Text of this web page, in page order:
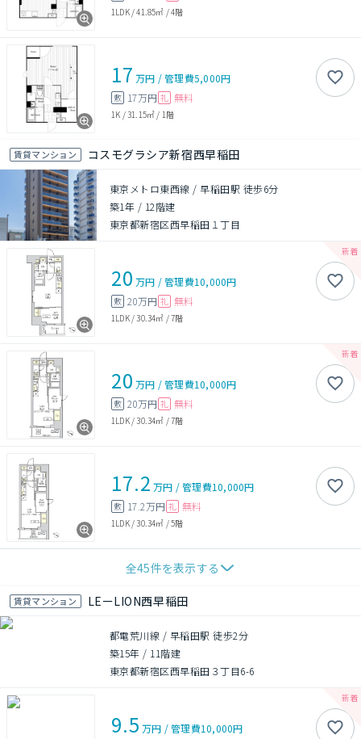
1LDK/41.85㎡ /4階
17 万円 /管理費5,000円
敷 17万円 礼 無料
1K /31.15㎡ / 1階
賃貸マンション コスモグラシア新宿西早稲田
東京メトロ東西線 / 早稲田駅 徒歩6分
築1年 / 12階建
東京都新宿区西早稲田１丁目
20 万円 /管理費10,000円
敷 20万円 礼 無料
1LDK/30.34㎡ /7階
20 万円 /管理費10,000円
敷 20万円 礼 無料
1LDK/30.34㎡ /7階
17.2 万円 /管理費10,000円
敷 17.2万円 礼 無料
1LDK/30.34㎡ /5階
全45件を表示する
賃貸マンション LEーLION西早稲田
都電荒川線 / 早稲田駅 徒歩2分
築15年 / 11階建
東京都新宿区西早稲田３丁目6-6
9.5 万円 /管理費10,000円